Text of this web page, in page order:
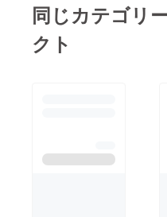
同じカテゴリ
クト